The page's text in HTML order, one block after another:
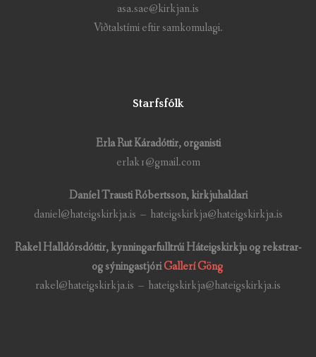
asa.sae@kirkjan.is
Viðtalstími eftir samkomulagi.
Starfsfólk
Erla Rut Káradóttir, organisti
erlak1@gmail.com
Daníel Trausti Róbertsson, kirkjuhaldari
daniel@hateigskirkja.is – hateigskirkja@hateigskirkja.is
Rakel Halldórsdóttir, kynningarfulltrúi Háteigskirkju og rekstrar-
og sýningastjóriGallerí Göng
rakel@hateigskirkja.is – hateigskirkja@hateigskirkja.is